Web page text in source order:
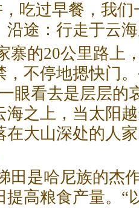
过早餐，我们
沿途：行走于云
的20公里路上
，不停地摁快门
眼看去是层层的
海之上，当太阳
在大山深处的人
是哈尼族的杰作
提高粮食产量。“